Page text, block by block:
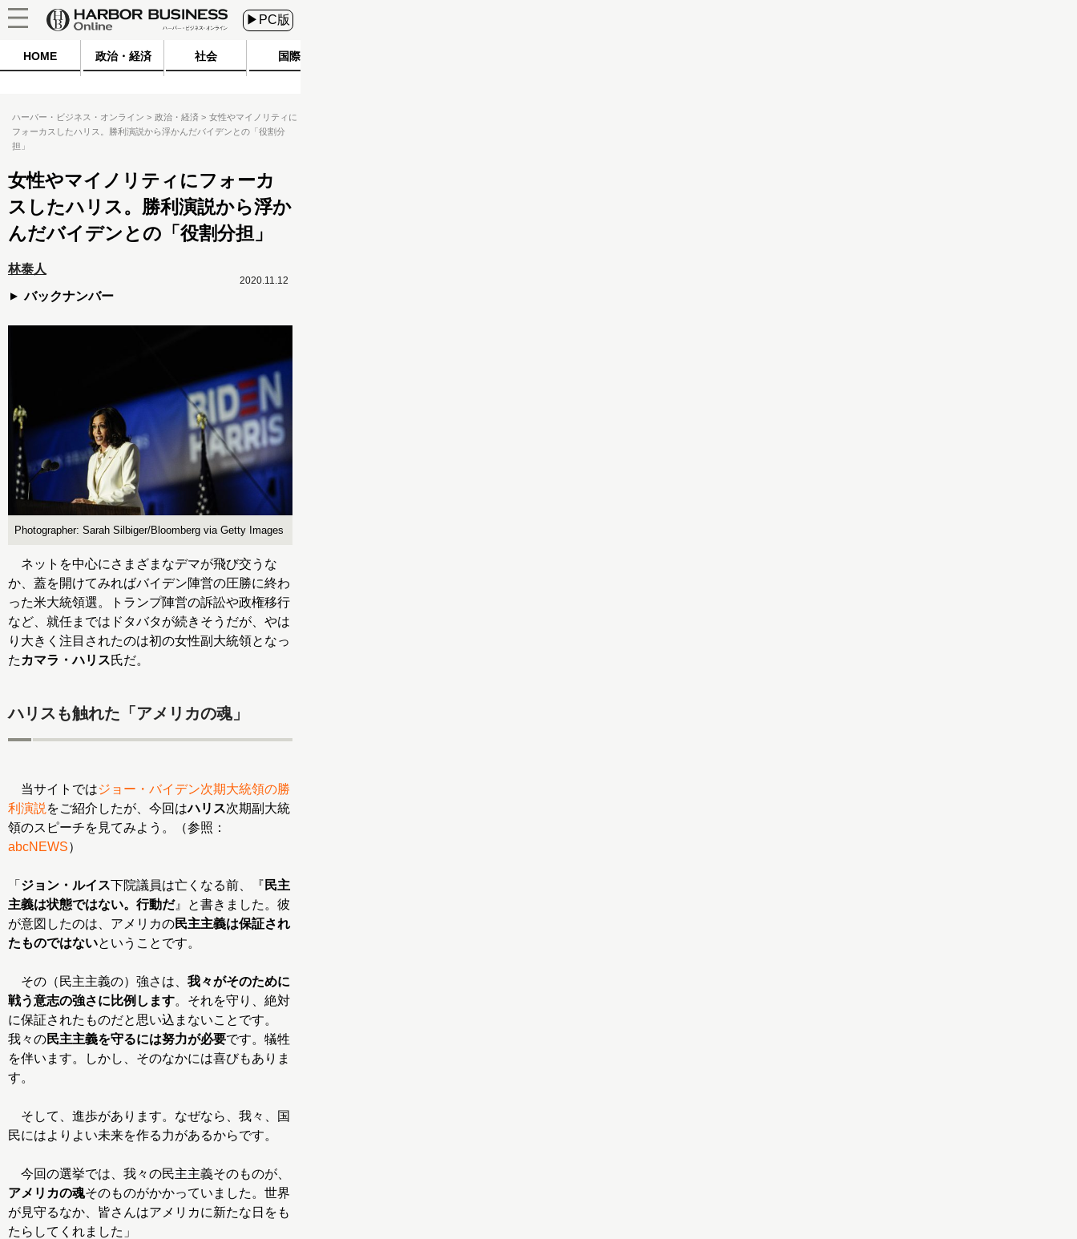
▶PC版
HOME 政治・経済 社会 国際
ハーバー・ビジネス・オンライン 政治・経済
女性やマイノリティに
フォーカスしたハリス。勝利演説から浮かんだバイデンとの「役割分
担」
女性やマイノリティにフォーカ
スしたハリス。勝利演説から浮か
んだバイデンとの「役割分担」
林泰人
バックナンバー
2020.11.12
Photographer: Sarah Silbiger/Bloomberg via Getty Images
ネットを中心にさまざまなデマが飛び交うな
か、蓋を開けてみればバイデン陣営の圧勝に終わ
った米大統領選。トランプ陣営の訴訟や政権移行
など、就任まではドタバタが続きそうだが、やは
り大きく注目されたのは初の女性副大統領となっ
た カマラ・ハリス氏だ。
ハリスも触れた「アメリカの魂」
当サイトではジョー・バイデン次期大統領の勝
利演説 をご紹介したが、今回はハリス次期副大統
領のスピーチを見てみよう。（参照：
abcNEWS）
「 ジョン・ルイス下院議員は亡くなる前、『 民主
主義は状態ではない。行動だ』と書きました。彼
が意図したのは、アメリカの民主主義は保証され
たものではないということです。
その（民主主義の）強さは、 我々がそのために
戦う意志の強さに比例します。それを守り、絶対
に保証されたものだと思い込まないことです。
我々の民主主義を守るには努力が必要です。犠牲
を伴います。しかし、そのなかには喜びもありま
す。
そして、進歩があります。なぜなら、我々、国
民にはよりよい未来を作る力があるからです。
今回の選挙では、我々の民主主義そのものが、
アメリカの魂そのものがかかっていました。世界
が見守るなか、皆さんはアメリカに新たな日をも
たらしてくれました」